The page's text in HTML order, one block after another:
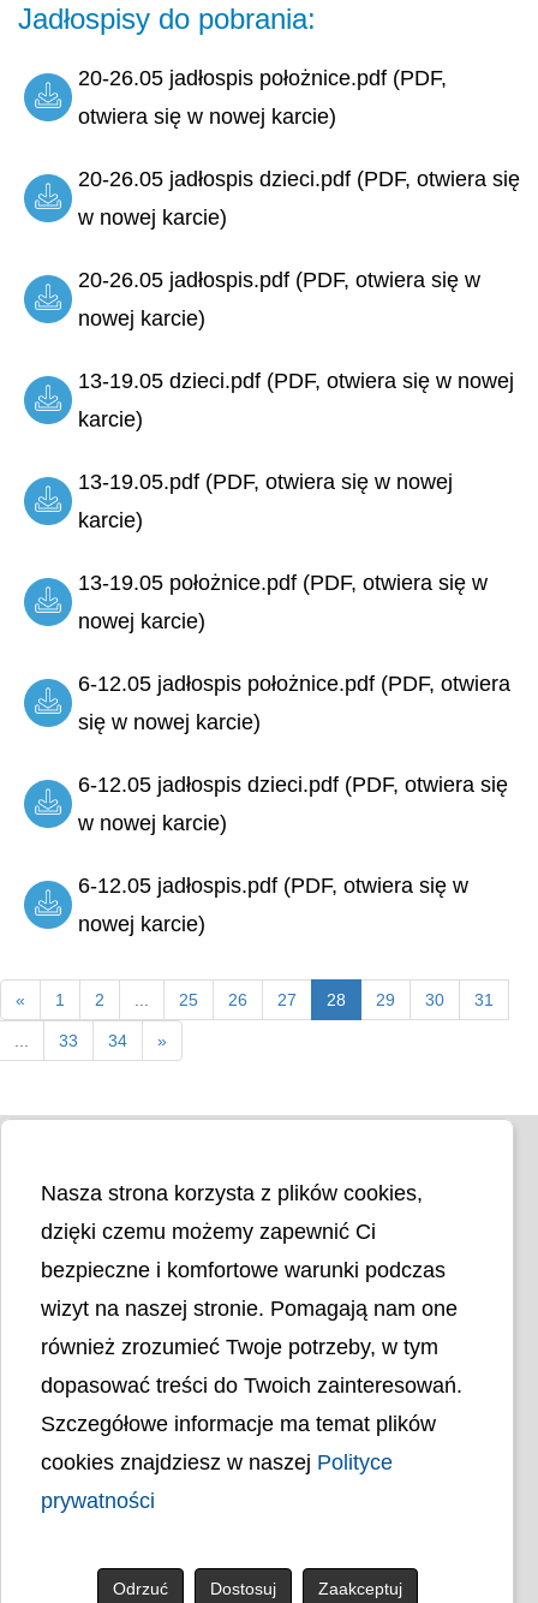
Jadłospisy do pobrania:
20-26.05 jadłospis położnice.pdf (PDF,
otwiera się w nowej karcie)
20-26.05 jadłospis dzieci.pdf (PDF, otwiera się
w nowej karcie)
20-26.05 jadłospis.pdf (PDF, otwiera się w
nowej karcie)
13-19.05 dzieci.pdf (PDF, otwiera się w nowej
karcie)
13-19.05.pdf (PDF, otwiera się w nowej
karcie)
13-19.05 położnice.pdf (PDF, otwiera się w
nowej karcie)
6-12.05 jadłospis położnice.pdf (PDF, otwiera
się w nowej karcie)
6-12.05 jadłospis dzieci.pdf (PDF, otwiera się
w nowej karcie)
6-12.05 jadłospis.pdf (PDF, otwiera się w
nowej karcie)
« 1 2 25 26 27 28 29 30 31
33 34 »
Liczba odwiedzin
Polityka prywatności
Mapa strony
Ochrona Danych Osobowych
Deklaracja Dostępności
© uck.katowice.pl.
Nasza strona korzysta z plików cookies,
dzięki czemu możemy zapewnić Ci
bezpieczne i komfortowe warunki podczas
wizyt na naszej stronie. Pomagają nam one
również zrozumieć Twoje potrzeby, w tym
dopasować treści do Twoich zainteresowań.
Szczegółowe informacje ma temat plików
cookies znajdziesz w naszej Polityce
prywatności
Odrzuć Dostosuj Zaakceptuj